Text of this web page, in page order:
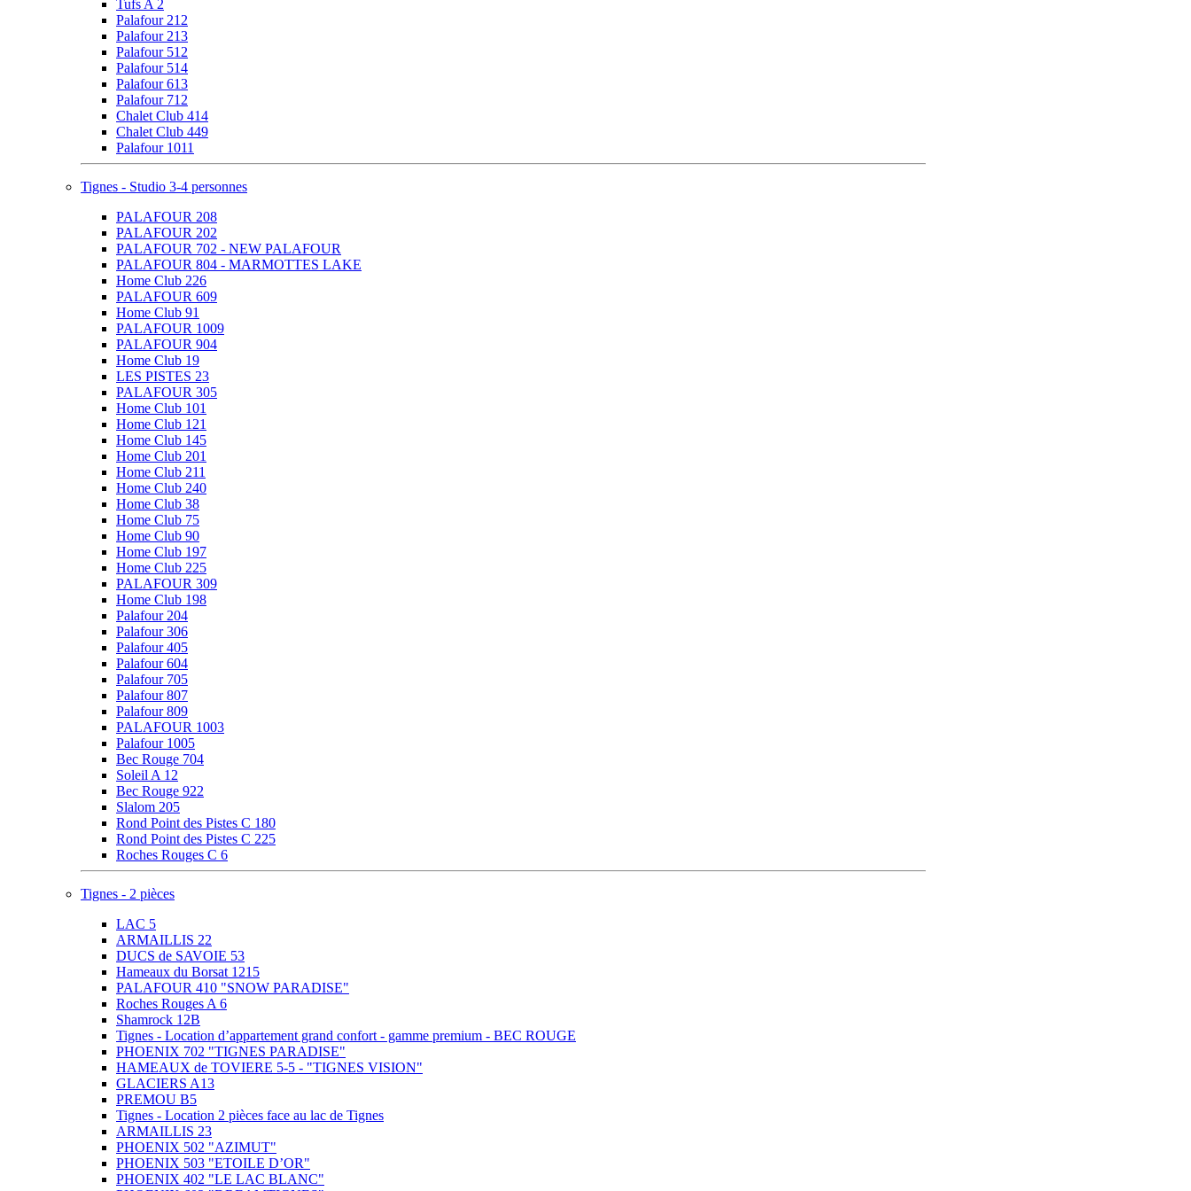
Tufs A 2
Palafour 212
Palafour 213
Palafour 512
Palafour 514
Palafour 613
Palafour 712
Chalet Club 414
Chalet Club 449
Palafour 1011
Tignes - Studio 3-4 personnes
PALAFOUR 208
PALAFOUR 202
PALAFOUR 702 - NEW PALAFOUR
PALAFOUR 804 - MARMOTTES LAKE
Home Club 226
PALAFOUR 609
Home Club 91
PALAFOUR 1009
PALAFOUR 904
Home Club 19
LES PISTES 23
PALAFOUR 305
Home Club 101
Home Club 121
Home Club 145
Home Club 201
Home Club 211
Home Club 240
Home Club 38
Home Club 75
Home Club 90
Home Club 197
Home Club 225
PALAFOUR 309
Home Club 198
Palafour 204
Palafour 306
Palafour 405
Palafour 604
Palafour 705
Palafour 807
Palafour 809
PALAFOUR 1003
Palafour 1005
Bec Rouge 704
Soleil A 12
Bec Rouge 922
Slalom 205
Rond Point des Pistes C 180
Rond Point des Pistes C 225
Roches Rouges C 6
Tignes - 2 pièces
LAC 5
ARMAILLIS 22
DUCS de SAVOIE 53
Hameaux du Borsat 1215
PALAFOUR 410 "SNOW PARADISE"
Roches Rouges A 6
Shamrock 12B
Tignes - Location d’appartement grand confort - gamme premium - BEC ROUGE
PHOENIX 702 "TIGNES PARADISE"
HAMEAUX de TOVIERE 5-5 - "TIGNES VISION"
GLACIERS A13
PREMOU B5
Tignes - Location 2 pièces face au lac de Tignes
ARMAILLIS 23
PHOENIX 502 "AZIMUT"
PHOENIX 503 "ETOILE D’OR"
PHOENIX 402 "LE LAC BLANC"